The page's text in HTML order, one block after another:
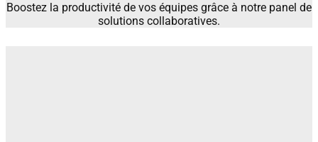
Boostez la productivité de vos équipes grâce à notre panel de
solutions collaboratives.